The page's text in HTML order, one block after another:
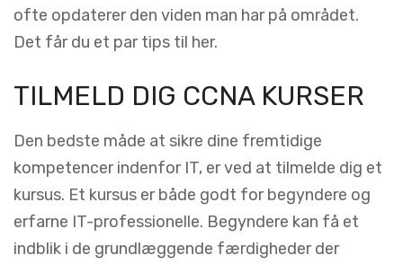
ofte opdaterer den viden man har på området.
Det får du et par tips til her.
TILMELD DIG CCNA KURSER
Den bedste måde at sikre dine fremtidige
kompetencer indenfor IT, er ved at tilmelde dig et
kursus. Et kursus er både godt for begyndere og
erfarne IT-professionelle. Begyndere kan få et
indblik i de grundlæggende færdigheder der